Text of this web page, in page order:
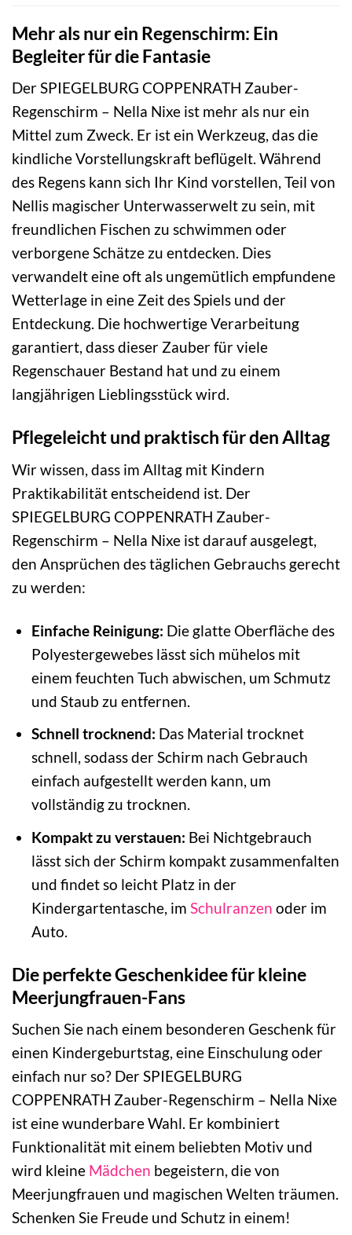
Mehr als nur ein Regenschirm: Ein
Begleiter für die Fantasie
Der SPIEGELBURG COPPENRATH Zauber-
Regenschirm – Nella Nixe ist mehr als nur ein
Mittel zum Zweck. Er ist ein Werkzeug, das die
kindliche Vorstellungskraft beflügelt. Während
des Regens kann sich Ihr Kind vorstellen, Teil von
Nellis magischer Unterwasserwelt zu sein, mit
freundlichen Fischen zu schwimmen oder
verborgene Schätze zu entdecken. Dies
verwandelt eine oft als ungemütlich empfundene
Wetterlage in eine Zeit des Spiels und der
Entdeckung. Die hochwertige Verarbeitung
garantiert, dass dieser Zauber für viele
Regenschauer Bestand hat und zu einem
langjährigen Lieblingsstück wird.
Pflegeleicht und praktisch für den Alltag
Wir wissen, dass im Alltag mit Kindern
Praktikabilität entscheidend ist. Der
SPIEGELBURG COPPENRATH Zauber-
Regenschirm – Nella Nixe ist darauf ausgelegt,
den Ansprüchen des täglichen Gebrauchs gerecht
zu werden:
Einfache Reinigung: Die glatte Oberfläche des
Polyestergewebes lässt sich mühelos mit
einem feuchten Tuch abwischen, um Schmutz
und Staub zu entfernen.
Schnell trocknend: Das Material trocknet
schnell, sodass der Schirm nach Gebrauch
einfach aufgestellt werden kann, um
vollständig zu trocknen.
Kompakt zu verstauen: Bei Nichtgebrauch
lässt sich der Schirm kompakt zusammenfalten
und findet so leicht Platz in der
Kindergartentasche, im Schulranzen oder im
Auto.
Die perfekte Geschenkidee für kleine
Meerjungfrauen-Fans
Suchen Sie nach einem besonderen Geschenk für
einen Kindergeburtstag, eine Einschulung oder
einfach nur so? Der SPIEGELBURG
COPPENRATH Zauber-Regenschirm – Nella Nixe
ist eine wunderbare Wahl. Er kombiniert
Funktionalität mit einem beliebten Motiv und
wird kleine Mädchen begeistern, die von
Meerjungfrauen und magischen Welten träumen.
Schenken Sie Freude und Schutz in einem!